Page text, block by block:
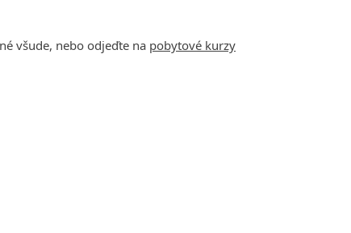
všude, nebo odjeďte na pobytové kurzy